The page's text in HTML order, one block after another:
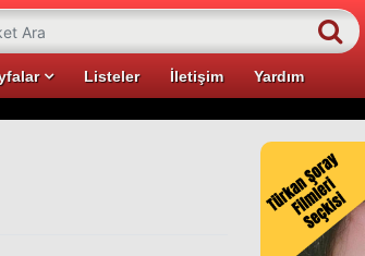
Listeler İletişim Yardım